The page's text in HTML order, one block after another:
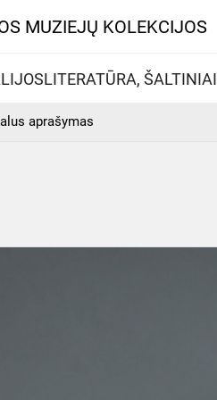
MUZIEJŲ KOLEKCIJOS
LITERATŪRA, ŠALTINIAI
aprašymas